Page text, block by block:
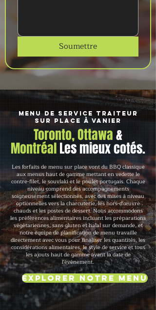
Soumettre
Menu de service traiteur
sur place à Vanier
Toronto, Ottawa&
MontréalLes mieux cotés.
Les forfaits de menu sur place vont du BBQ classique
aux menus haut de gamme mettant en vedette le
contre-filet, le souvlaki et le poulet portugais. Chaque
niveau comprend des accompagnements
soigneusement sélectionnés, avec des mises à niveau
optionnelles vers la charcuterie, les hors-d'œuvre
chauds et les postes de dessert. Nous accommodons
les préférences alimentaires incluant les préparations
végétariennes, sans gluten et halal sur demande, et
notre équipe de planification de menu travaille
directement avec vous pour finaliser les quantités, les
considérations alimentaires, le style de service et tous
les ajouts haut de gamme avant la date de
l'événement.
Explorer notre menu